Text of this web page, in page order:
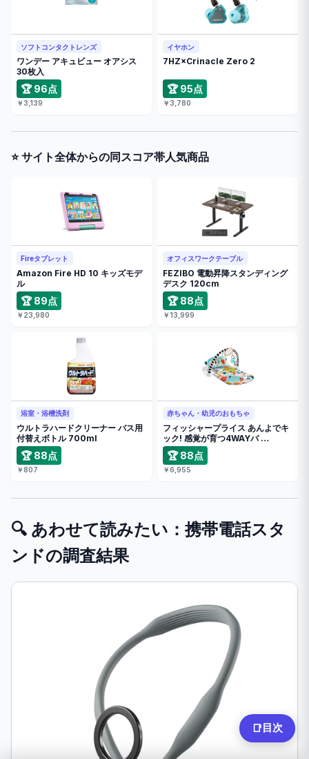
📑 目次
ソフトコンタクトレンズ
ワンデー アキュビュー オアシス
30枚入
🏆 96点
￥3,139
イヤホン
7HZ×Crinacle Zero 2
🏆 95点
￥3,780
⭐ サイト全体からの同スコア帯人気商品
Fireタブレット
Amazon Fire HD 10 キッズモデ
ル
🏆 89点
￥23,980
オフィスワークテーブル
FEZIBO 電動昇降スタンディング
デスク 120cm
🏆 88点
￥13,999
浴室・浴槽洗剤
ウルトラハードクリーナー バス用
付替えボトル 700ml
🏆 88点
￥807
赤ちゃん・幼児のおもちゃ
フィッシャープライス あんよでキ
ック! 感覚が育つ4WAYバ …
🏆 88点
￥6,955
🔍 あわせて読みたい：携帯電話スタ
ンドの調査結果